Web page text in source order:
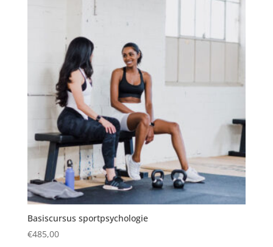
Basiscursus sportpsychologie
€485,00